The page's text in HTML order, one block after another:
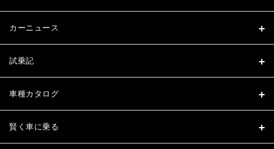
カーニュース
試乗記
車種カタログ
賢く車に乗る